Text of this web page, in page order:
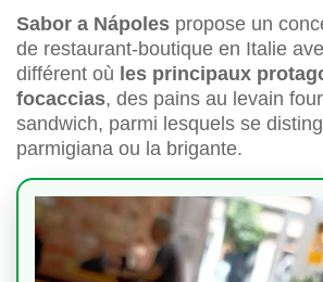
Sabor a Nápoles propose un
de restaurant-boutique en Italie
différent où les principaux
focaccias, des pains au levain
sandwich, parmi lesquels se
parmigiana ou la brigante.